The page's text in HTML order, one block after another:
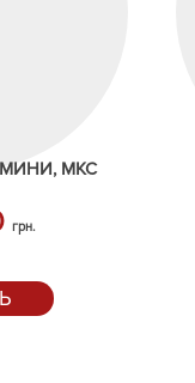
МКС
грн.